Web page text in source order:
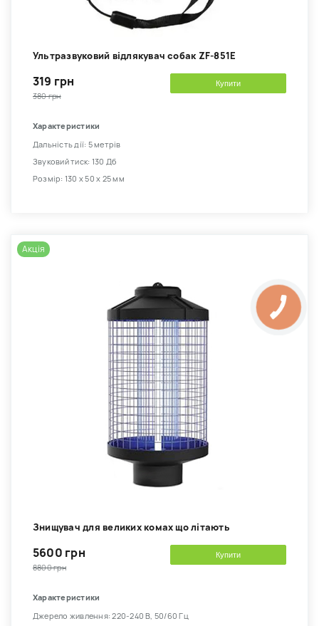
Ультразвуковий відлякувач собак ZF-851E
319 грн
380 грн
Купити
Характеристики
Дальність дії: 5 метрів
Звуковий тиск: 130 Дб
Розмір: 130 х 50 х 25 мм
Акція
Знищувач для великих комах що літають
5600 грн
8800 грн
Купити
Характеристики
Джерело живлення: 220-240 В, 50/60 Гц